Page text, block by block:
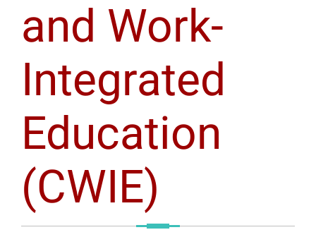
and Work-
Integrated
Education
(CWIE)